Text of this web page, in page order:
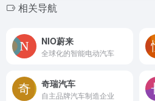
相关导航
NIO蔚来
全球化的智能电动汽车
奇瑞汽车
自主品牌汽车制造企业